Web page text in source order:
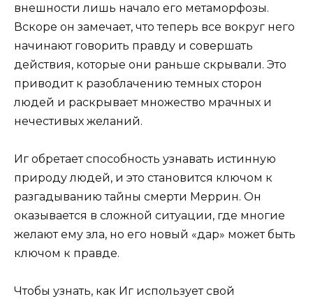
внешности лишь начало его метаморфозы.
Вскоре он замечает, что теперь все вокруг него
начинают говорить правду и совершать
действия, которые они раньше скрывали. Это
приводит к разоблачению темных сторон
людей и раскрывает множество мрачных и
нечестивых желаний.
Иг обретает способность узнавать истинную
природу людей, и это становится ключом к
разгадыванию тайны смерти Меррин. Он
оказывается в сложной ситуации, где многие
желают ему зла, но его новый «дар» может быть
ключом к правде.
Чтобы узнать, как Иг использует свой